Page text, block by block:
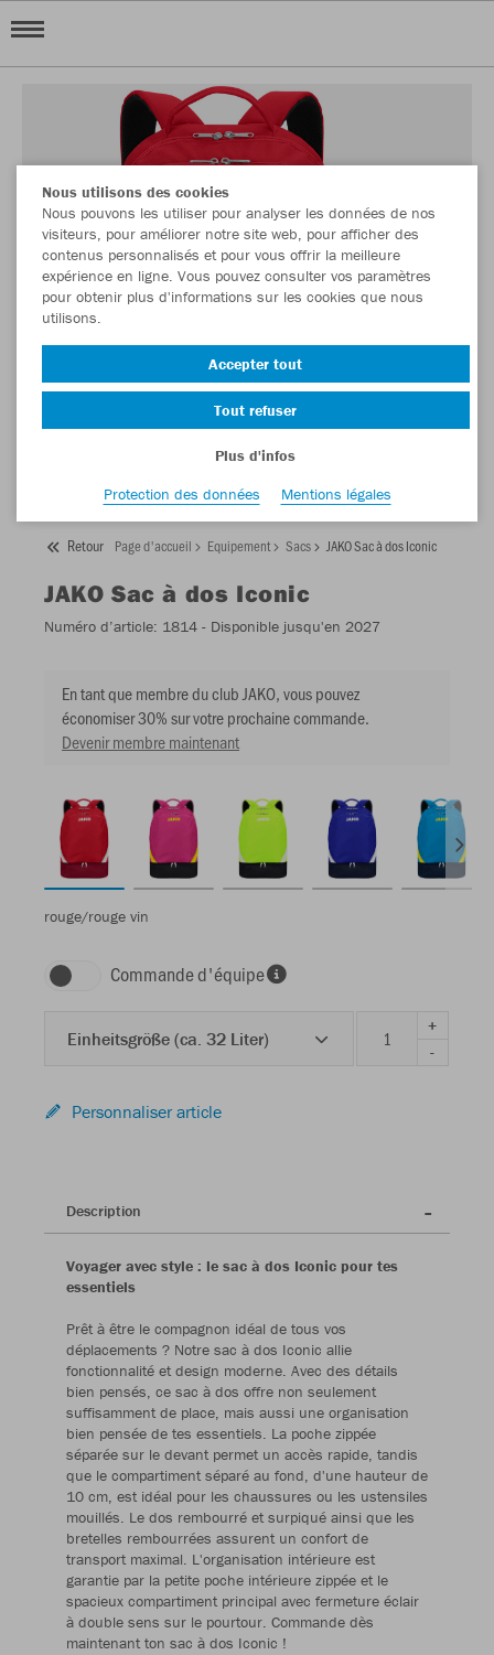
Retour Page d'accueil Equipement Sacs JAKO Sac à dos Iconic
JAKO Sac à dos Iconic
Numéro d’article: 1814 - Disponible jusqu'en 2027
En tant que membre du club JAKO, vous pouvez
économiser 30% sur votre prochaine commande.
Devenir membre maintenant
rouge/rouge vin
Commande d'équipe
Einheitsgröße (ca. 32 Liter)
+
-
Personnaliser article
Description
Voyager avec style : le sac à dos Iconic pour tes
essentiels
Prêt à être le compagnon idéal de tous vos
déplacements ? Notre sac à dos Iconic allie
fonctionnalité et design moderne. Avec des détails
bien pensés, ce sac à dos offre non seulement
suffisamment de place, mais aussi une organisation
bien pensée de tes essentiels. La poche zippée
séparée sur le devant permet un accès rapide, tandis
que le compartiment séparé au fond, d'une hauteur de
10 cm, est idéal pour les chaussures ou les ustensiles
mouillés. Le dos rembourré et surpiqué ainsi que les
bretelles rembourrées assurent un confort de
transport maximal. L'organisation intérieure est
garantie par la petite poche intérieure zippée et le
spacieux compartiment principal avec fermeture éclair
à double sens sur le pourtour. Commande dès
maintenant ton sac à dos Iconic !
Nous utilisons des cookies
Nous pouvons les utiliser pour analyser les données de nos
visiteurs, pour améliorer notre site web, pour afficher des
contenus personnalisés et pour vous offrir la meilleure
expérience en ligne. Vous pouvez consulter vos paramètres
pour obtenir plus d'informations sur les cookies que nous
utilisons.
Accepter tout
Tout refuser
Plus d'infos
Protection des données
Mentions légales